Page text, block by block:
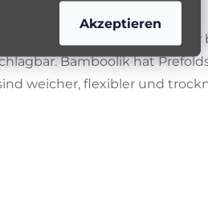
Akzeptieren
.
Bamboolik hat
weicher, flexibler und